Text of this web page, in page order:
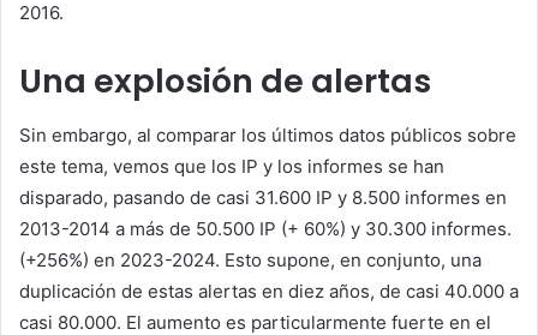
2016.
Una explosión de alertas
Sin embargo, al comparar los últimos datos públicos sobre
este tema, vemos que los IP y los informes se han
disparado, pasando de casi 31.600 IP y 8.500 informes en
2013-2014 a más de 50.500 IP (+ 60%) y 30.300 informes.
(+256%) en 2023-2024. Esto supone, en conjunto, una
duplicación de estas alertas en diez años, de casi 40.000 a
casi 80.000. El aumento es particularmente fuerte en el